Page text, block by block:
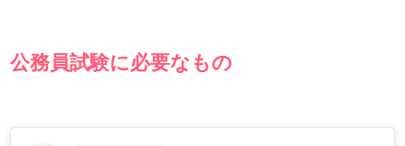
公務員試験に必要なもの